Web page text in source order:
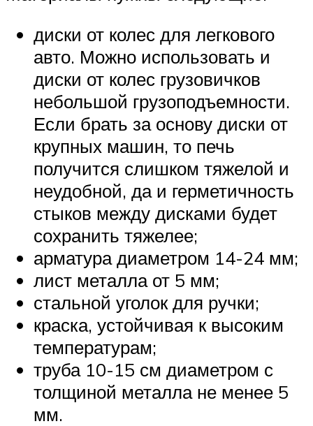
диски от колес для легкового
авто. Можно использовать и
диски от колес грузовичков
небольшой грузоподъемности.
Если брать за основу диски от
крупных машин, то печь
получится слишком тяжелой и
неудобной, да и герметичность
стыков между дисками будет
сохранить тяжелее;
арматура диаметром 14-24 мм;
лист металла от 5 мм;
стальной уголок для ручки;
краска, устойчивая к высоким
температурам;
труба 10-15 см диаметром с
толщиной металла не менее 5
мм.